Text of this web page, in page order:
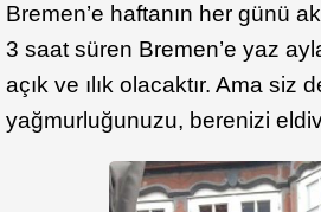
Bremen’e haftanın her günü
3 saat süren Bremen’e yaz
açık ve ılık olacaktır. Ama
yağmurluğunuzu, berenizi